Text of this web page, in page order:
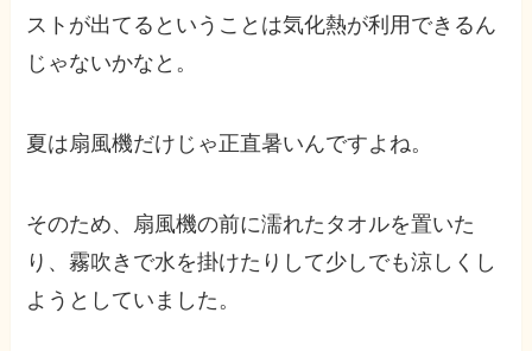
ストが出てるということは気化熱が利用できるん
じゃないかなと。
夏は扇風機だけじゃ正直暑いんですよね。
そのため、扇風機の前に濡れたタオルを置いた
り、霧吹きで水を掛けたりして少しでも涼しくし
ようとしていました。